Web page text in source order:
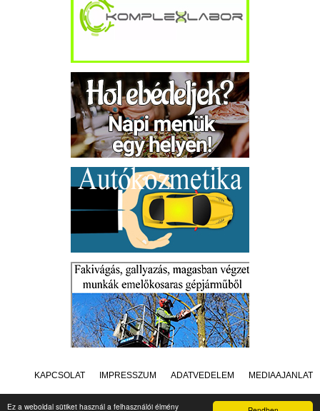
Ez a weboldal sütiket használ a felhasználói élmény
KAPCSOLAT IMPRESSZUM ADATVÉDELEM MÉDIAAJÁNLAT